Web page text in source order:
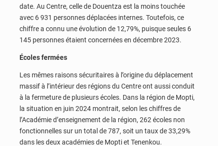
date. Au Centre, celle de Douentza est la moins touchée
avec 6 931 personnes déplacées internes. Toutefois, ce
chiffre a connu une évolution de 12,79%, puisque seules 6
145 personnes étaient concernées en décembre 2023.
Écoles fermées
Les mêmes raisons sécuritaires à l’origine du déplacement
massif à l’intérieur des régions du Centre ont aussi conduit
à la fermeture de plusieurs écoles. Dans la région de Mopti,
la situation en juin 2024 montrait, selon les chiffres de
l’Académie d’enseignement de la région, 262 écoles non
fonctionnelles sur un total de 787, soit un taux de 33,29%
dans les deux académies de Mopti et Tenenkou.